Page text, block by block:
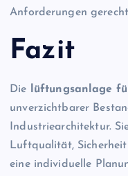
Anforderungen
Fazit
Die lüftungsanlage
unverzichtbarer
Industriearchitektur.
Luftqualität,
eine individuelle